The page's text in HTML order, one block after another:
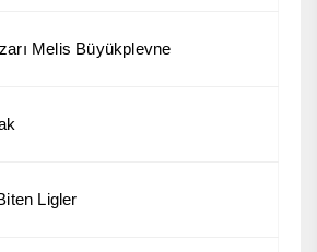
Melis Büyükplevne
Ligler